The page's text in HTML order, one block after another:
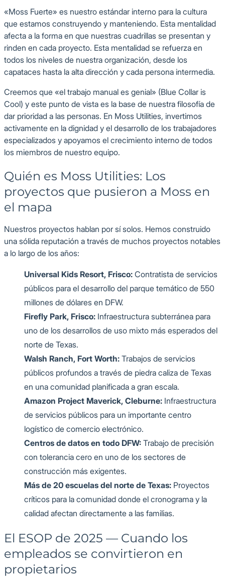
«Moss Fuerte» es nuestro estándar interno para la cultura
que estamos construyendo y manteniendo. Esta mentalidad
afecta a la forma en que nuestras cuadrillas se presentan y
rinden en cada proyecto. Esta mentalidad se refuerza en
todos los niveles de nuestra organización, desde los
capataces hasta la alta dirección y cada persona intermedia.
Creemos que «el trabajo manual es genial» (Blue Collar is
Cool) y este punto de vista es la base de nuestra filosofía de
dar prioridad a las personas. En Moss Utilities, invertimos
activamente en la dignidad y el desarrollo de los trabajadores
especializados y apoyamos el crecimiento interno de todos
los miembros de nuestro equipo.
Quién es Moss Utilities: Los
proyectos que pusieron a Moss en
el mapa
Nuestros proyectos hablan por sí solos. Hemos construido
una sólida reputación a través de muchos proyectos notables
a lo largo de los años:
Universal Kids Resort, Frisco: Contratista de servicios
públicos para el desarrollo del parque temático de 550
millones de dólares en DFW.
Firefly Park, Frisco: Infraestructura subterránea para
uno de los desarrollos de uso mixto más esperados del
norte de Texas.
Walsh Ranch, Fort Worth: Trabajos de servicios
públicos profundos a través de piedra caliza de Texas
en una comunidad planificada a gran escala.
Amazon Project Maverick, Cleburne: Infraestructura
de servicios públicos para un importante centro
logístico de comercio electrónico.
Centros de datos en todo DFW: Trabajo de precisión
con tolerancia cero en uno de los sectores de
construcción más exigentes.
Más de 20 escuelas del norte de Texas: Proyectos
críticos para la comunidad donde el cronograma y la
calidad afectan directamente a las familias.
El ESOP de 2025 — Cuando los
empleados se convirtieron en
propietarios